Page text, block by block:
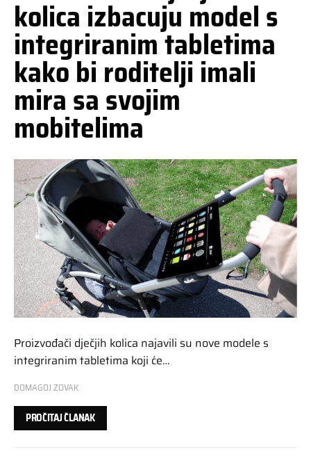
kolica izbacuju model s
integriranim tabletima
kako bi roditelji imali
mira sa svojim
mobitelima
Proizvođači dječjih kolica najavili su nove modele s
integriranim tabletima koji će…
DOMAGOJ ZOVAK
PROČITAJ ČLANAK